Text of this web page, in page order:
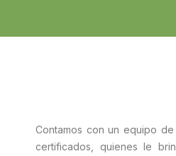
Contamos con un equipo
certificados, quienes le